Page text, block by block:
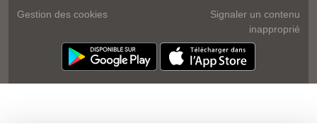
Gestion des cookies
Signaler un contenu
inapproprié